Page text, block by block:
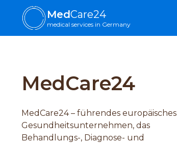
MedCare24
medical services in Germany
MedCare24
MedCare24 – führendes europäisches
Gesundheitsunternehmen, das
Behandlungs-, Diagnose- und